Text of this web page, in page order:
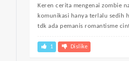
Keren cerita mengenai zombie
komunikasi hanya terlalu sedih
tdk ada pemanis romantisme
1 Dislike